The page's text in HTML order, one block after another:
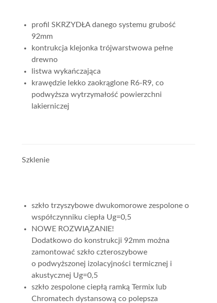
profil SKRZYDŁA danego systemu grubość
92mm
kontrukcja klejonka trójwarstwowa pełne
drewno
listwa wykańczająca
krawędzie lekko zaokrąglone R6-R9, co
podwyższa wytrzymałość powierzchni
lakierniczej
Szklenie
szkło trzyszybowe dwukomorowe zespolone o
współczynniku ciepła Ug=0,5
NOWE ROZWIĄZANIE!
Dodatkowo do konstrukcji 92mm można
zamontować szkło czteroszybowe
o podwyższonej izolacyjności termicznej i
akustycznej Ug=0,5
szkło zespolone ciepłą ramką Termix lub
Chromatech dystansową co polepsza